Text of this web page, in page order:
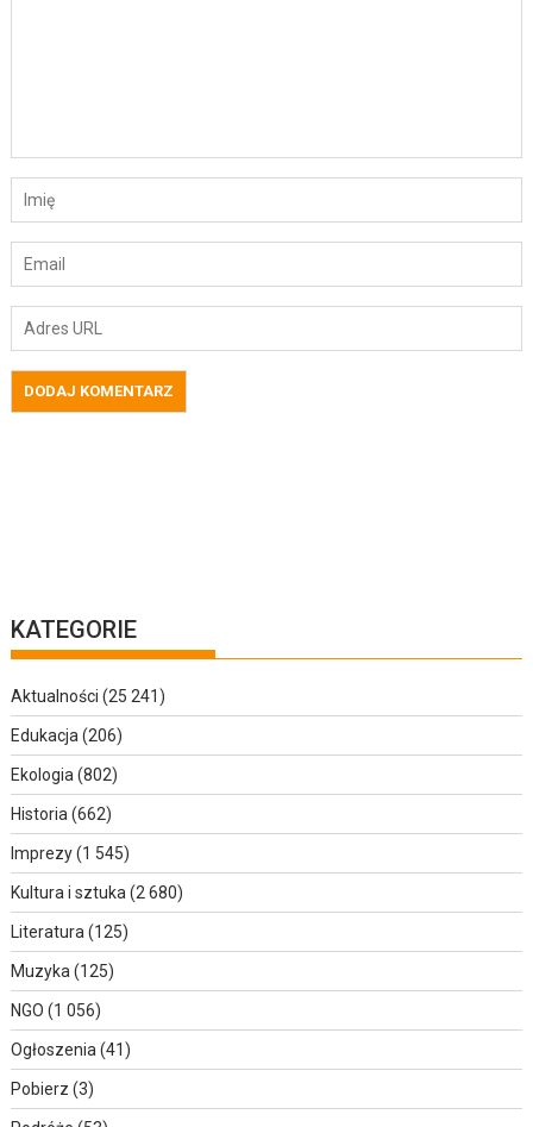
KATEGORIE
Aktualności (25 241)
Edukacja (206)
Ekologia (802)
Historia (662)
Imprezy(1 545)
Kultura i sztuka (2 680)
Literatura (125)
Muzyka (125)
NGO (1 056)
Ogłoszenia (41)
Pobierz (3)